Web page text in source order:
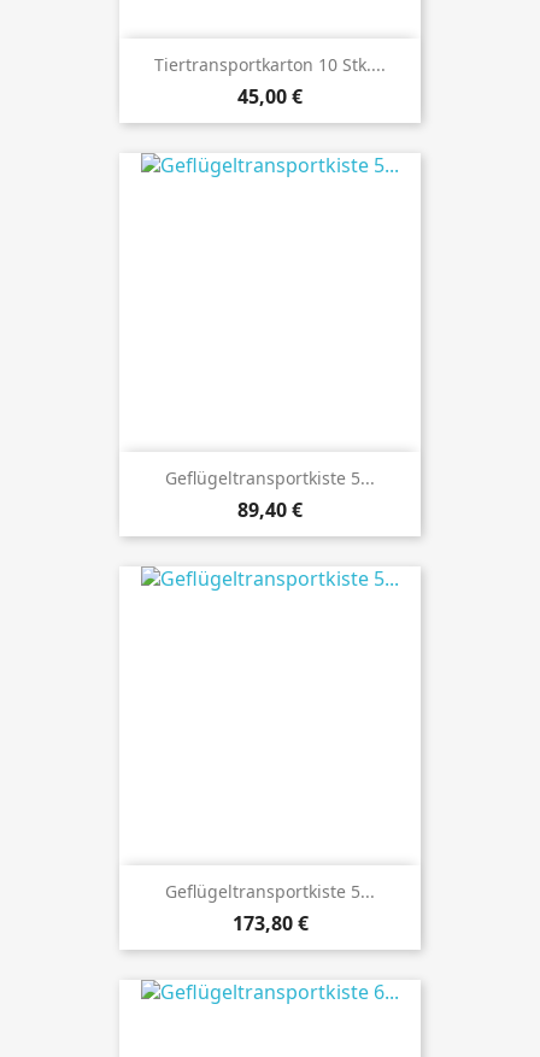
Tiertransportkarton 10 Stk....
Preis
45,00 €
Geflügeltransportkiste 5...
Preis
89,40 €
Geflügeltransportkiste 5...
Preis
173,80 €